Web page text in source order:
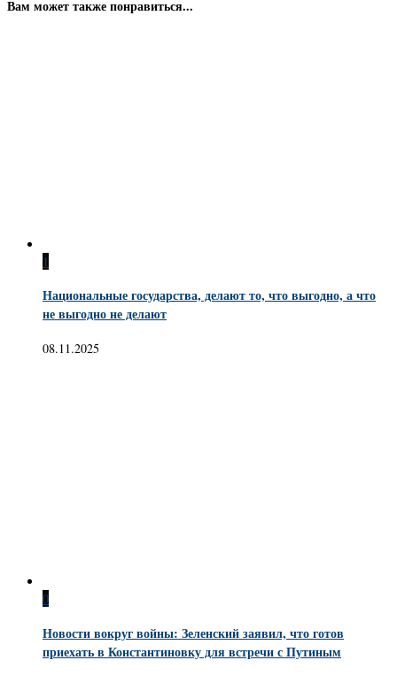
Вам может также понравиться...
1
Национальные государства, делают то, что выгодно, а что
не выгодно не делают
08.11.2025
0
Новости вокруг войны: Зеленский заявил, что готов
приехать в Константиновку для встречи с Путиным